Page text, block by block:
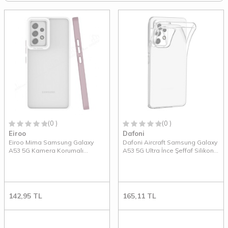
(0 )
Eiroo
Eiroo Mima Samsung Galaxy
A53 5G Kamera Korumalı
142,95 TL
(0 )
Dafoni
Dafoni Aircraft Samsung Galaxy
A53 5G Ultra İnce Şeffaf Silikon
165,11 TL